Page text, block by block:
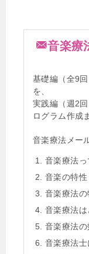
音楽療
基礎編（全9
を、
実践編（週2
ログラム作成
音楽療法メー
音楽療法っ
音楽の特性
音楽療法の
音楽療法は
音楽療法の
音楽療法